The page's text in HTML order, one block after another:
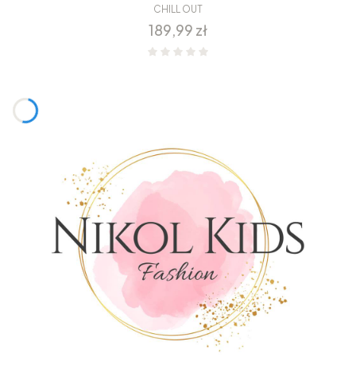
CHILL OUT
Cena
189,99 zł